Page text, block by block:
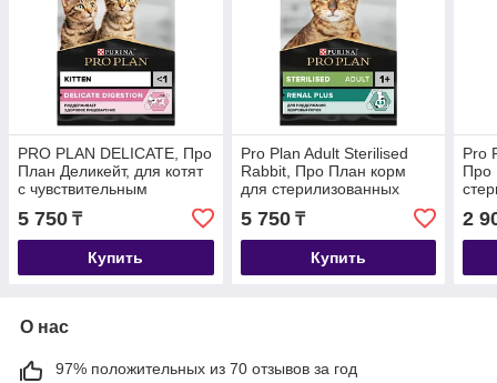
PRO PLAN DELICATE, Про
План Деликейт, для котят
с чувствительным
пищеварением, с
индейкой, весовой 1кг
5 750 ₸
Купить
Pro Plan Adult Sterilised
Rabbit, Про План корм
для стерилизованных
кошек с кроликом,
весовой 1 кг.
5 750₸
Купить
Pro
Про
2
О нас
97% положительных из 70 отзывов за год